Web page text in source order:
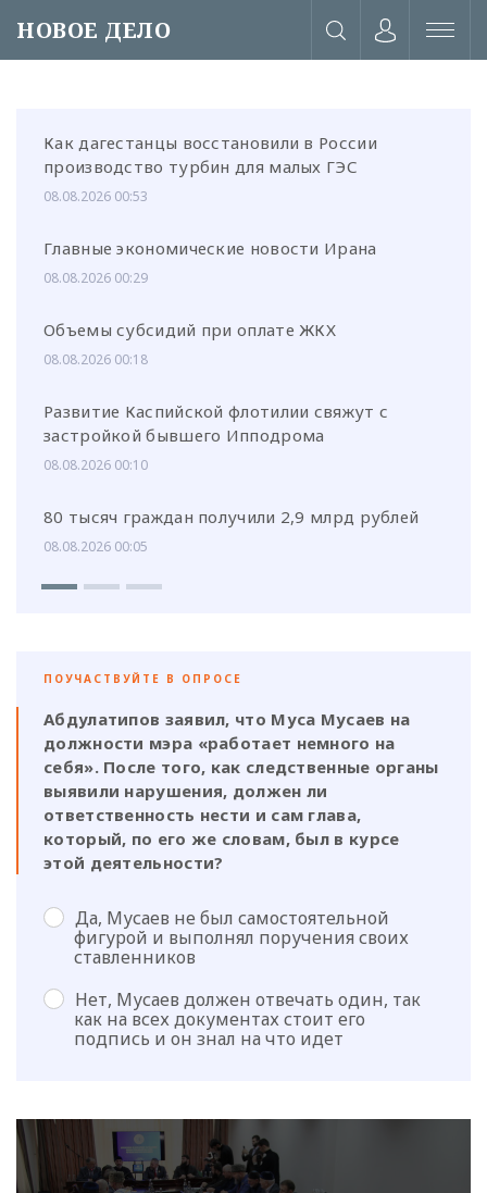
НОВОЕ ДЕЛО
или через соц. сети
Как дагестанцы восстановили в России
производство турбин для малых ГЭС
08.08.2026 00:53
Главные экономические новости Ирана
08.08.2026 00:29
Объемы субсидий при оплате ЖКХ
08.08.2026 00:18
Развитие Каспийской флотилии свяжут с
застройкой бывшего Ипподрома
08.08.2026 00:10
80 тысяч граждан получили 2,9 млрд рублей
08.08.2026 00:05
ПОУЧАСТВУЙТЕ В ОПРОСЕ
Абдулатипов заявил, что Муса Мусаев на
должности мэра «работает немного на
себя». После того, как следственные органы
выявили нарушения, должен ли
ответственность нести и сам глава,
который, по его же словам, был в курсе
этой деятельности?
Да, Мусаев не был самостоятельной
фигурой и выполнял поручения своих
ставленников
Нет, Мусаев должен отвечать один, так
как на всех документах стоит его
подпись и он знал на что идет